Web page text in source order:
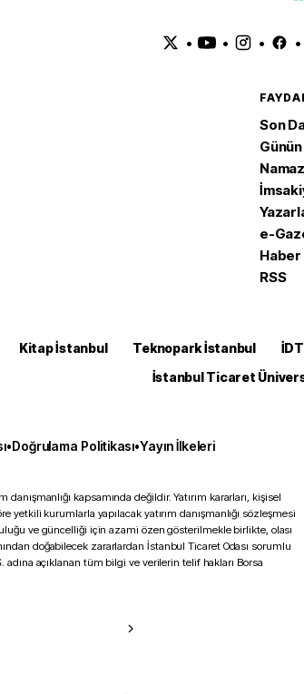
• • • •
Son
e-
Haber
RSS
Kitap İstanbul Teknopark İstanbul
İstanbul Ticaret
•Doğrulama Politikası•Yayın İlkeleri
kapsamında değildir. Yatırım kararları, kişisel
kurumlarla yapılacak yatırım danışmanlığı sözleşmesi
ve güncelliği için azami özen gösterilmekle birlikte, olası
doğabilecek zararlardan İstanbul Ticaret Odası sorumlu
açıklanan tüm bilgi ve verilerin telif hakları Borsa